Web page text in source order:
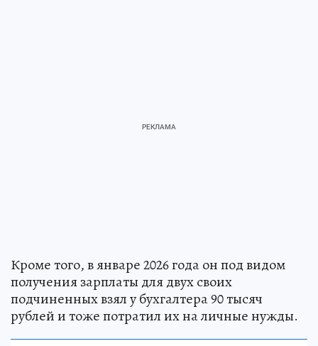
Кроме того, в январе 2026 года он под видом
получения зарплаты для двух своих
подчиненных взял у бухгалтера 90 тысяч
рублей и тоже потратил их на личные нужды.